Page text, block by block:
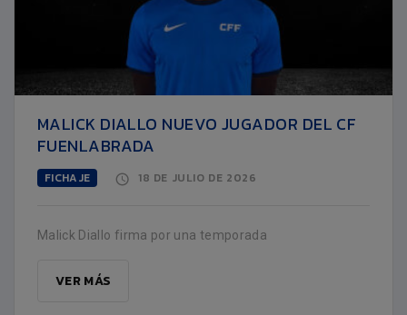
MALICK DIALLO NUEVO JUGADOR DEL CF
FUENLABRADA
FICHAJE 18 DE JULIO DE 2026
Malick Diallo firma por una temporada
VER MÁS